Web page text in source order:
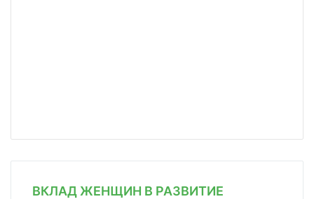
ВКЛАД ЖЕНЩИН В РАЗВИТИЕ